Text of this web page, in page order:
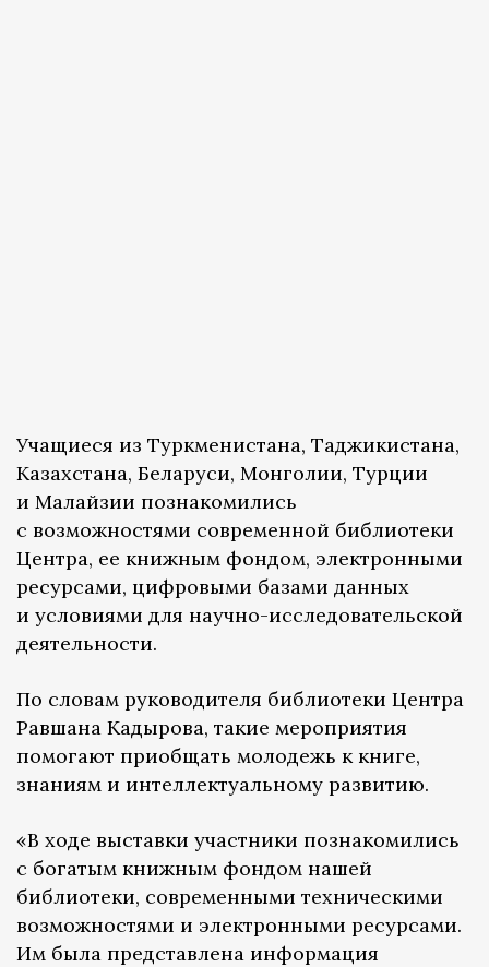
Учащиеся из Туркменистана, Таджикистана,
Казахстана, Беларуси, Монголии, Турции
и Малайзии познакомились
с возможностями современной библиотеки
Центра, ее книжным фондом, электронными
ресурсами, цифровыми базами данных
и условиями для научно-исследовательской
деятельности.
По словам руководителя библиотеки Центра
Равшана Кадырова, такие мероприятия
помогают приобщать молодежь к книге,
знаниям и интеллектуальному развитию.
«В ходе выставки участники познакомились
с богатым книжным фондом нашей
библиотеки, современными техническими
возможностями и электронными ресурсами.
Им была представлена информация